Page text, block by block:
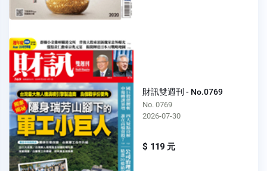
財訊雙週刊 - No.0769
No. 0769
2026-07-30
$ 119 元